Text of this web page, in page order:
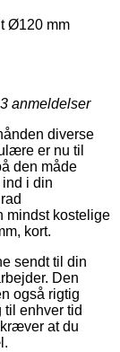
Ø120 mm
anmeldelser
diverse
er nu til
den måde
i din
mindst kostelige
kort.
sendt til din
Den
også rigtig
til enhver tid
at du